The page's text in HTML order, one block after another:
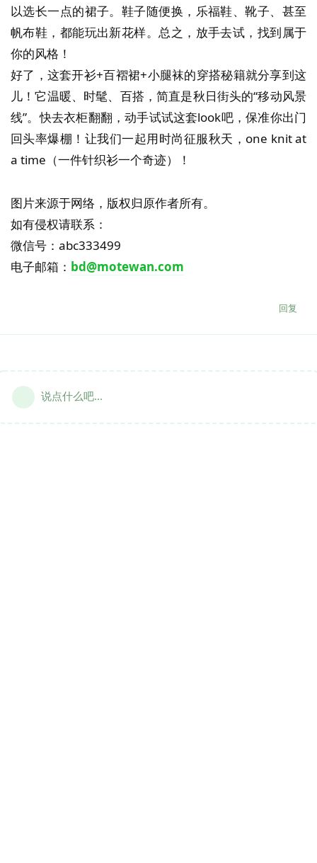
以选长一点的裙子。鞋子随便换，乐福鞋、靴子、甚至
帆布鞋，都能玩出新花样。总之，放手去试，找到属于
你的风格！
好了，这套开衫+百褶裙+小腿袜的穿搭秘籍就分享到这
儿！它温暖、时髦、百搭，简直是秋日街头的“移动风景
线”。快去衣柜翻翻，动手试试这套look吧，保准你出门
回头率爆棚！让我们一起用时尚征服秋天，one knit at
a time（一件针织衫一个奇迹）！
图片来源于网络，版权归原作者所有。
如有侵权请联系：
微信号：abc333499
电子邮箱： bd@motewan.com
回复
说点什么吧...